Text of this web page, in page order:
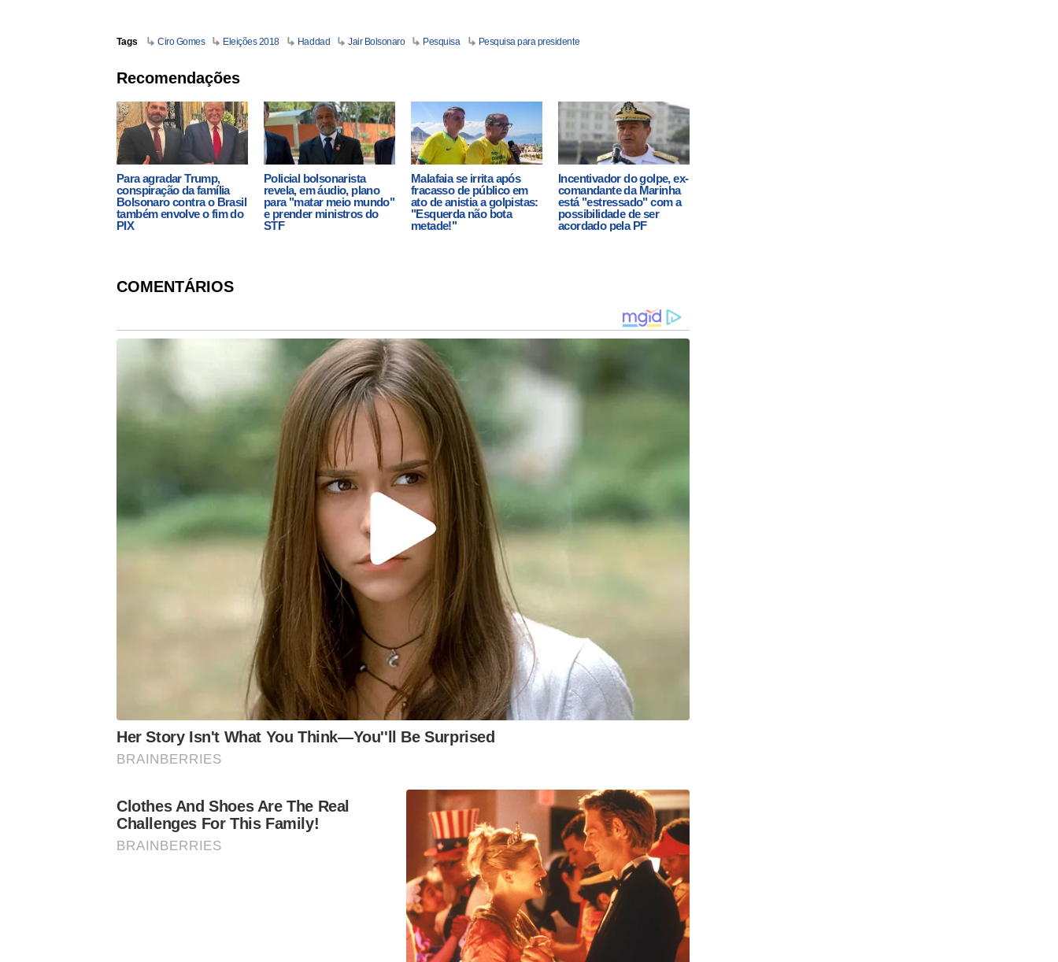
Tags Ciro Gomes Eleições 2018 Haddad Jair Bolsonaro Pesquisa Pesquisa para presidente
Recomendações
Para agradar Trump,
conspiração da família
Bolsonaro contra o Brasil
também envolve o fim do
PIX
Policial bolsonarista
revela, em áudio, plano
para "matar meio mundo"
e prender ministros do
STF
Malafaia se irrita após
fracasso de público em
ato de anistia a golpistas:
"Esquerda não bota
metade!"
Incentivador do golpe, ex-
comandante da Marinha
está "estressado" com a
possibilidade de ser
acordado pela PF
COMENTÁRIOS